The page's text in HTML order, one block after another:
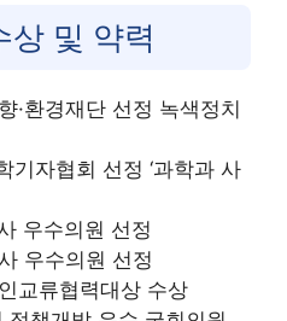
상 및 약력
·환경재단 선정 녹색정치
기자협회 선정 ‘과학과 사
우수의원 선정
우수의원 선정
교류협력대상 수상